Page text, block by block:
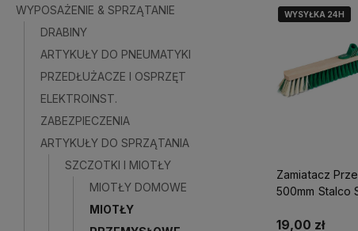
WYPOSAŻENIE & SPRZĄTANIE
DRABINY
ARTYKUŁY DO PNEUMATYKI
PRZEDŁUŻACZE I OSPRZĘT
ELEKTROINST.
ZABEZPIECZENIA
ARTYKUŁY DO SPRZĄTANIA
SZCZOTKI I MIOTŁY
MIOTŁY DOMOWE
MIOTŁY
WYSYŁKA 24H
WYSYŁKA 24H
Zamiatacz
500mm Stalco
19,00 zł